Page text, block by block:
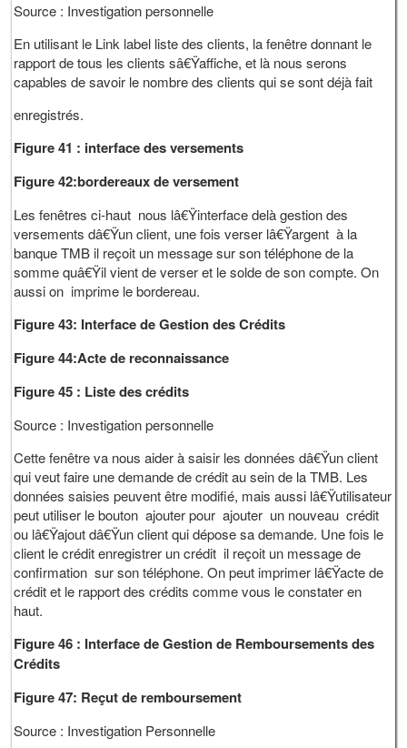
Source : Investigation personnelle
En utilisant le Link label liste des clients, la fenêtre donnant le
rapport de tous les clients sâ€Ÿaffiche, et là nous serons
capables de savoir le nombre des clients qui se sont déjà fait
enregistrés.
Figure 41 : interface des versements
Figure 42:bordereaux de versement
Les fenêtres ci-haut nous lâ€Ÿinterface delà gestion des
versements dâ€Ÿun client, une fois verser lâ€Ÿargent à la
banque TMB il reçoit un message sur son téléphone de la
somme quâ€Ÿil vient de verser et le solde de son compte. On
aussi on imprime le bordereau.
Figure 43: Interface de Gestion des Crédits
Figure 44:Acte de reconnaissance
Figure 45 : Liste des crédits
Source : Investigation personnelle
Cette fenêtre va nous aider à saisir les données dâ€Ÿun client
qui veut faire une demande de crédit au sein de la TMB. Les
données saisies peuvent être modifié, mais aussi lâ€Ÿutilisateur
peut utiliser le bouton ajouter pour ajouter un nouveau crédit
ou lâ€Ÿajout dâ€Ÿun client qui dépose sa demande. Une fois le
client le crédit enregistrer un crédit il reçoit un message de
confirmation sur son téléphone. On peut imprimer lâ€Ÿacte de
crédit et le rapport des crédits comme vous le constater en
haut.
Figure 46 : Interface de Gestion de Remboursements des
Crédits
Figure 47: Reçut de remboursement
Source : Investigation Personnelle